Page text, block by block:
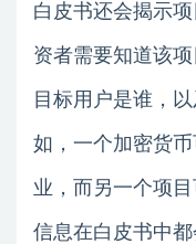
白皮书还会揭示
资者需要知道该
目标用户是谁，
如，一个加密货
业，而另一个项
信息在白皮书中都